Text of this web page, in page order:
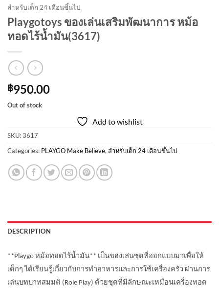
สำหรับเด็ก 24 เดือนขึ้นไป
Playgotoys ของเล่นเสริมพัฒนาการ หม้อ
ทอดไร้น้ำมัน(3617)
฿950.00
Out of stock
Add to wishlist
SKU:3617
Categories: PLAYGO Make Believe,สำหรับเด็ก 24 เดือนขึ้นไป
DESCRIPTION
**Playgo หม้อทอดไร้น้ำมัน** เป็นของเล่นชุดที่ออกแบบมาเพื่อให้
เด็กๆ ได้เรียนรู้เกี่ยวกับการทำอาหารและการใช้เครื่องครัว ผ่านการ
เล่นบทบาทสมมติ (Role Play) ด้วยชุดที่มีลักษณะเหมือนเครื่องทอด